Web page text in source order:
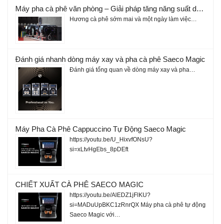
Máy pha cà phê văn phòng – Giải pháp tăng năng suất doanh nghiệp 2026
Hương cà phê sớm mai và một ngày làm việc…
Đánh giá nhanh dòng máy xay và pha cà phê Saeco Magic
Đánh giá tổng quan về dòng máy xay và pha…
Máy Pha Cà Phê Cappuccino Tự Động Saeco Magic
https://youtu.be/U_HixvfONsU?
si=xLtvHgEbs_8pDEft
CHIẾT XUẤT CÀ PHÊ SAECO MAGIC
https://youtu.be/AlEDZ1jFlKU?
si=MADuUpBKC1zRnrQX Máy pha cà phê tự động
Saeco Magic với…